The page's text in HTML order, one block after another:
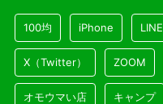
100均 iPhone LINE
X（Twitter） ZOOM
オモウマい店 キャンプ